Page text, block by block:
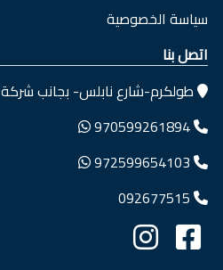
سياسة الخصوصية
اتصل بنا
طولكرم-شارع نابلس- بجانب شركة
970599261894
972599654103
092677515